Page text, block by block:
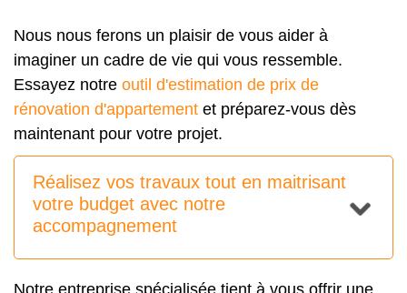
Nous nous ferons un plaisir de vous aider à
imaginer un cadre de vie qui vous ressemble.
Essayez notre outil d'estimation de prix de
rénovation d'appartement et préparez-vous dès
maintenant pour votre projet.
Réalisez vos travaux tout en maitrisant
votre budget avec notre
accompagnement